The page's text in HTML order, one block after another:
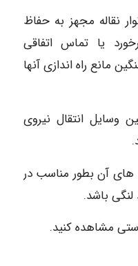
نقاله مجهز به حفاظ
یا تماس اتفاقی
مانع راه اندازی آنها
وسایل انتقال نیروی
های آن بطور مناسب در
باشد.
مشاهده کنید.